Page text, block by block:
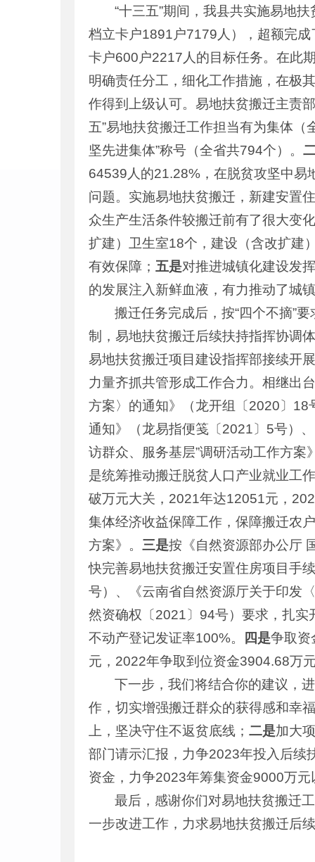
“十三五”期间，我县共实施易地
档立卡户1891户7179人），超额完
卡户600户2217人的目标任务。在此
明确责任分工，细化工作措施，在极
作得到上级认可。易地扶贫搬迁主责
五”易地扶贫搬迁工作担当有为集体
坚先进集体”称号（全省共794个）。
64539人的21.28%，在脱贫攻坚中易
问题。实施易地扶贫搬迁，新建安置
众生产生活条件较搬迁前有了很大变
扩建）卫生室18个，建设（含改扩建
有效保障； 五是对推进城镇化建设发
的发展注入新鲜血液，有力推动了城
搬迁任务完成后，按“四个不摘”
制，易地扶贫搬迁后续扶持指挥协调
易地扶贫搬迁项目建设指挥部接续开
力量齐抓共管形成工作合力。相继出
方案〉的通知》（龙开组〔2020〕
通知》（龙易指便笺〔2021〕5号）
访群众、服务基层”调研活动工作方
是统筹推动搬迁脱贫人口产业就业工
破万元大关，2021年达12051元，
集体经济收益保障工作，保障搬迁农
方案》。 三是按《自然资源部办公厅
快完善易地扶贫搬迁安置住房项目手
号）、《云南省自然资源厅关于印发
然资确权〔2021〕94号）要求，扎
不动产登记发证率100%。
四是争取资
元，2022年争取到位资金3904.68万
下一步，我们将结合你的建议，
作，切实增强搬迁群众的获得感和幸
上，坚决守住不返贫底线； 二是加大
部门请示汇报，力争2023年投入后续
资金，力争2023年筹集资金9000万
最后，感谢你们对易地扶贫搬迁
一步改进工作，力求易地扶贫搬迁后